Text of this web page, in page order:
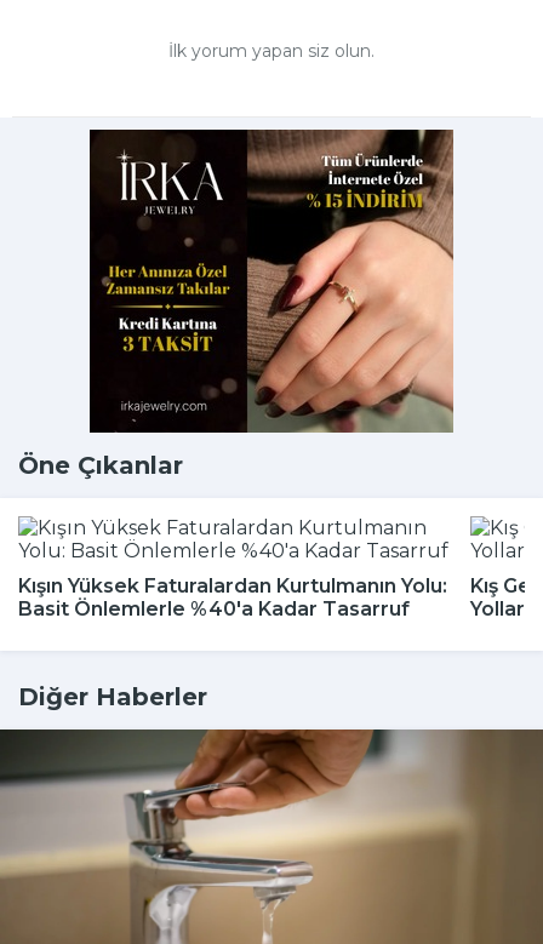
İlk yorum yapan siz olun.
Öne Çıkanlar
Kışın Yüksek Faturalardan Kurtulmanın Yolu:
Basit Önlemlerle %40'a Kadar Tasarruf
Kış
Yolları
Diğer Haberler